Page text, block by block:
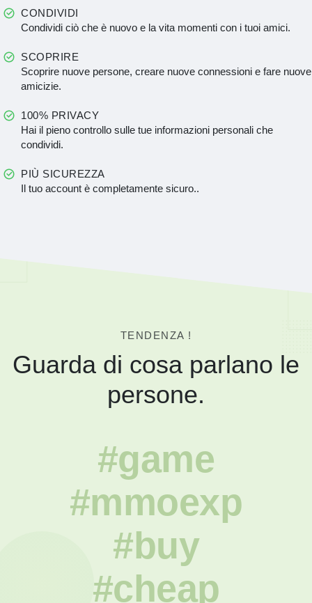
CONDIVIDI
Condividi ciò che è nuovo e la vita momenti con i tuoi amici.
SCOPRIRE
Scoprire nuove persone, creare nuove connessioni e fare nuove
amicizie.
100% PRIVACY
Hai il pieno controllo sulle tue informazioni personali che
condividi.
PIÙ SICUREZZA
Il tuo account è completamente sicuro..
TENDENZA !
Guarda di cosa parlano le
persone.
#game
#mmoexp
#buy
#cheap